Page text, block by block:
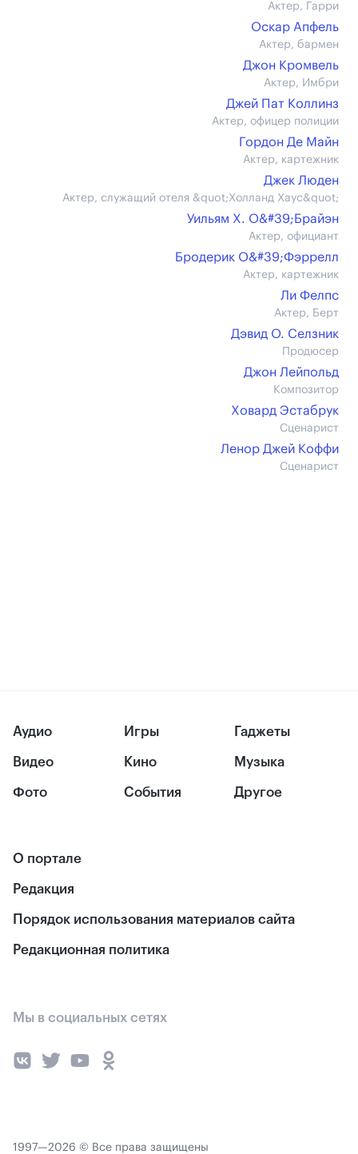
Актер, Гарри
Оскар Апфель
Актер, бармен
Джон Кромвель
Актер, Имбри
Джей Пат Коллинз
Актер, офицер полиции
Гордон Де Майн
Актер, картежник
Джек Люден
Актер, служащий отеля &quot;Холланд Хаус&quot;
Уильям Х. О&#39;Брайэн
Актер, официант
Бродерик О&#39;Фэррелл
Актер, картежник
Ли Фелпс
Актер, Берт
Дэвид О. Селзник
Продюсер
Джон Лейпольд
Композитор
Ховард Эстабрук
Сценарист
Ленор Джей Коффи
Сценарист
Аудио
Видео
Фото
Игры
Кино
События
Гаджеты
Музыка
Другое
О портале
Редакция
Порядок использования материалов сайта
Редакционная политика
Мы в социальных сетях
1997—2026 © Все права защищены